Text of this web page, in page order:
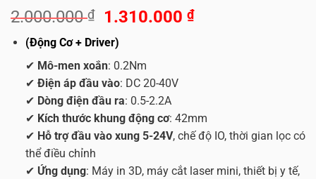
2.000.000₫
Giá
gốc
là:
2.000.000 ₫.
1.310.000₫Giá
(Động Cơ + Driver)
✔ Mô-men xoắn: 0.2Nm
✔ Điện áp đầu vào: DC 20-40V
✔ Dòng điện đầu ra: 0.5-2.2A
✔ Kích thước khung động cơ: 42mm
✔ Hỗ trợ đầu vào xung 5-24V, chế độ IO, thời gian lọc có
thể điều chỉnh
✔ Ứng dụng: Máy in 3D, máy cắt laser mini, thiết bị y tế,